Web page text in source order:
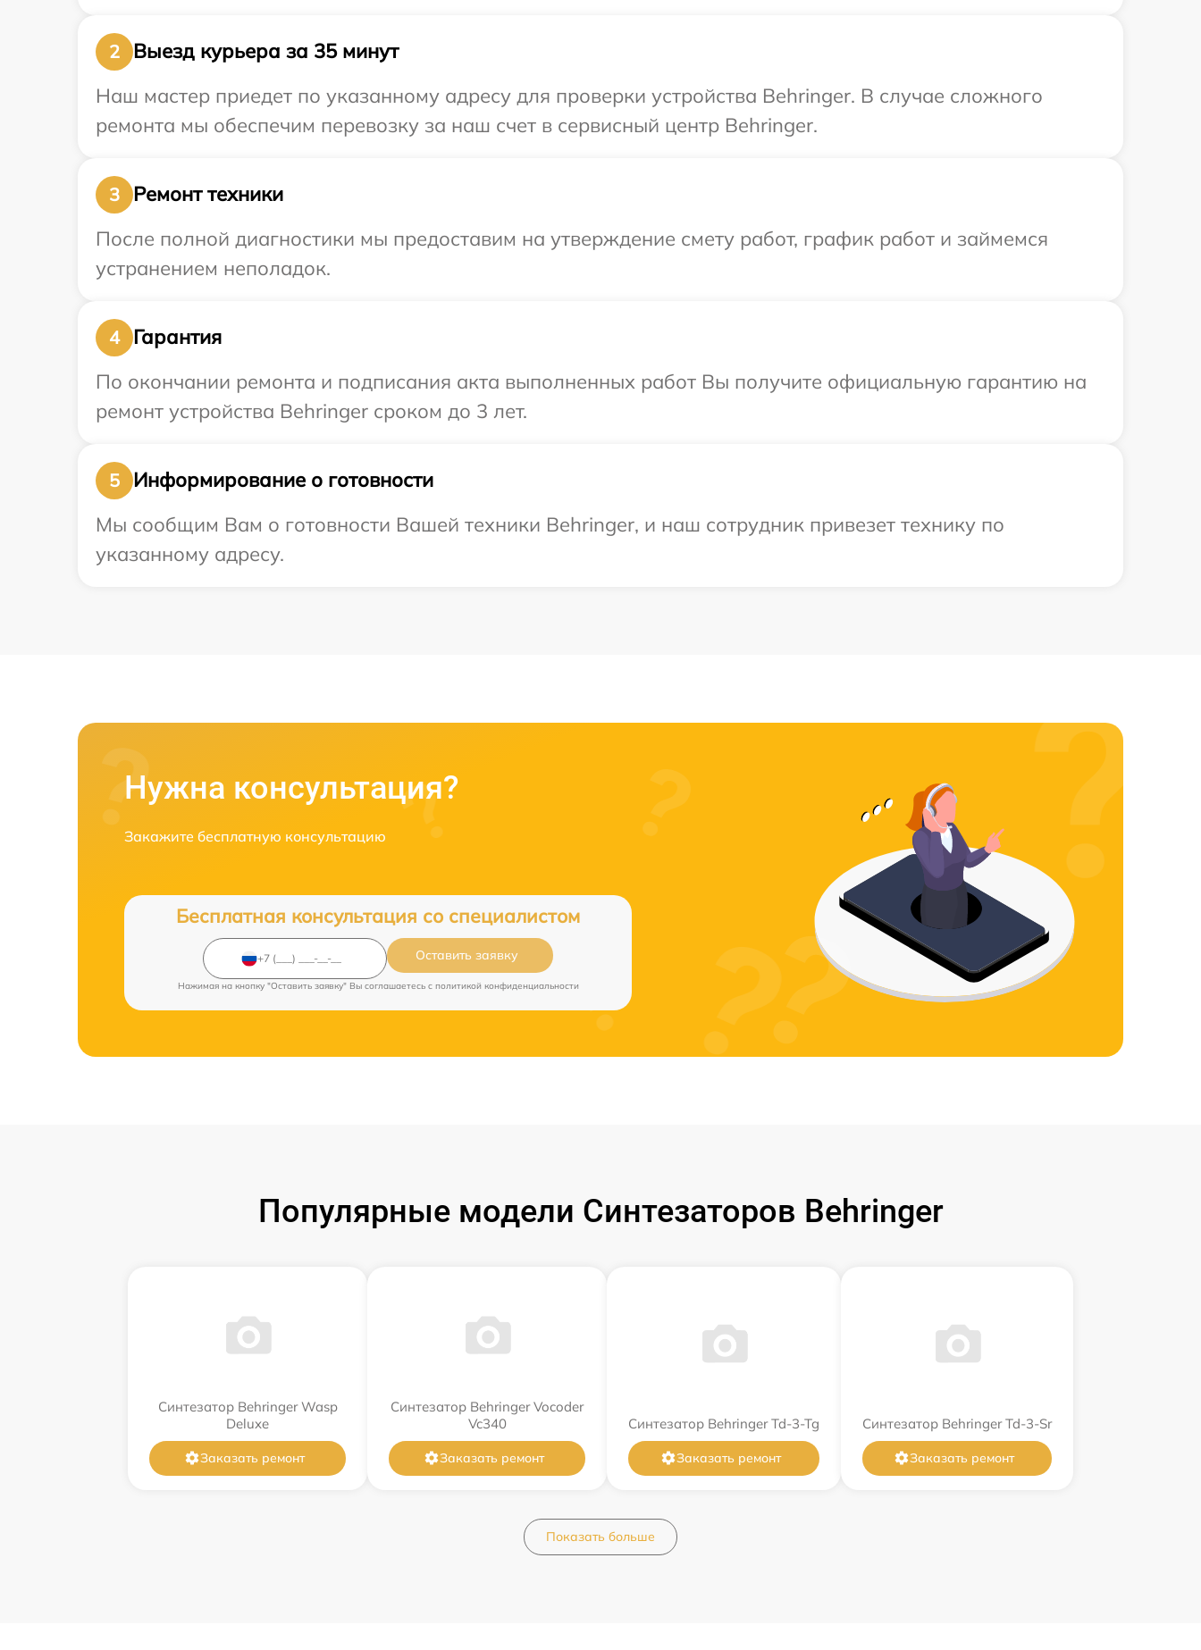
2
Выезд курьера за 35 минут
Наш мастер приедет по указанному адресу для проверки устройства Behringer. В случае сложного
ремонта мы обеспечим перевозку за наш счет в сервисный центр Behringer.
3
Ремонт техники
После полной диагностики мы предоставим на утверждение смету работ, график работ и займемся
устранением неполадок.
4
Гарантия
По окончании ремонта и подписания акта выполненных работ Вы получите официальную гарантию на
ремонт устройства Behringer сроком до 3 лет.
5
Информирование о готовности
Мы сообщим Вам о готовности Вашей техники Behringer, и наш сотрудник привезет технику по
указанному адресу.
Нужна консультация?
Закажите бесплатную консультацию
Бесплатная консультация со специалистом
Оставить заявку
Нажимая на кнопку "Оставить заявку" Вы соглашаетесь c политикой конфиденциальности
Популярные модели Синтезаторов Behringer
Синтезатор Behringer Wasp
Deluxe
Заказать ремонт
Синтезатор Behringer Vocoder
Vc340
Заказать ремонт
Синтезатор Behringer Td-3-Tg
Заказать ремонт
Синтезатор Behringer Td-3-Sr
Заказать ремонт
Показать больше